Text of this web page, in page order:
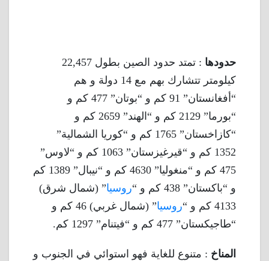
حدودها
: تمتد حدود الصين بطول 22,457
كيلومتر تتشارك بهم مع 14 دولة و هم
“أفغانستان” 91 كم و “بوتان” 477 كم و
“بورما” 2129 كم و “الهند” 2659 كم و
“كازاخستان” 1765 كم و “كوريا الشمالية”
1352 كم و “قيرغيزستان” 1063 كم و “لاوس”
475 كم و “منغوليا” 4630 كم و “نيبال” 1389 كم
و “باكستان” 438 كم و “
روسيا” (شمال شرق)
4133 كم و “
روسيا
” (شمال غربي) 46 كم و
“طاجيكستان” 477 كم و “فيتنام” 1297 كم.
المناخ : متنوع للغاية فهو استوائي في الجنوب و